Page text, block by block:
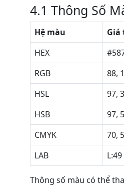
4.1 Thông Số
Hệ màu
Giá
HEX
RGB
88,
HSL
97,
HSB
97,
CMYK
70,
LAB
Thông số màu có thể